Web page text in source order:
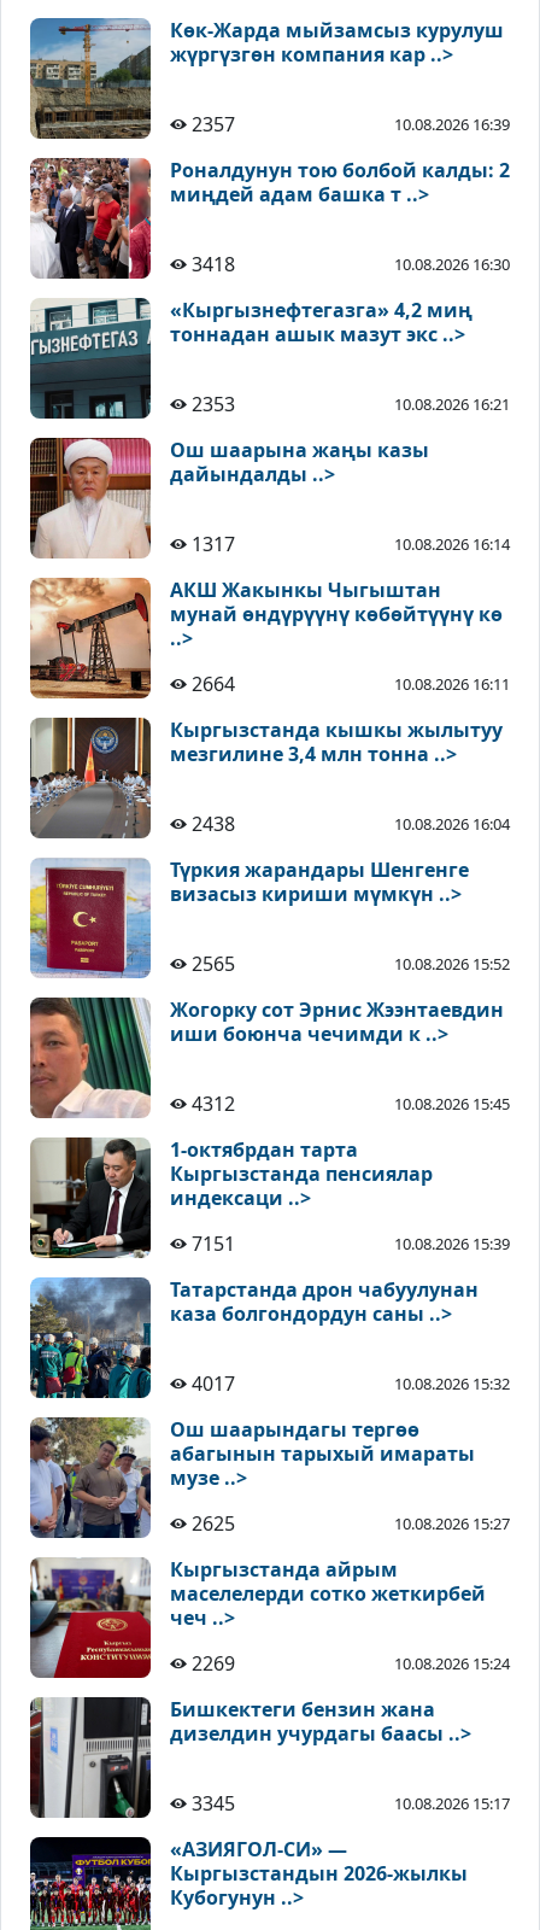
Көк-Жарда мыйзамсыз курулуш
жүргүзгөн компания кар ..>
2357 10.08.2026 16:39
Роналдунун тою болбой калды: 2
миңдей адам башка т ..>
3418 10.08.2026 16:30
«Кыргызнефтегазга» 4,2 миң
тоннадан ашык мазут экс ..>
2353 10.08.2026 16:21
Ош шаарына жаңы казы
дайындалды ..>
1317 10.08.2026 16:14
АКШ Жакынкы Чыгыштан
мунай өндүрүүнү көбөйтүүнү кө
..>
2664
10.08.2026 16:11
Кыргызстанда кышкы жылытуу
мезгилине 3,4 млн тонна ..>
2438 10.08.2026 16:04
Түркия жарандары Шенгенге
визасыз кириши мүмкүн ..>
2565 10.08.2026 15:52
Жогорку сот Эрнис Жээнтаевдин
иши боюнча чечимди к ..>
4312 10.08.2026 15:45
1-октябрдан тарта
Кыргызстанда пенсиялар
индексаци ..>
7151
10.08.2026 15:39
Татарстанда дрон чабуулунан
каза болгондордун саны ..>
4017 10.08.2026 15:32
Ош шаарындагы тергөө
абагынын тарыхый имараты
музе ..>
2625
10.08.2026 15:27
Кыргызстанда айрым
маселелерди сотко жеткирбей
чеч ..>
2269
10.08.2026 15:24
Бишкектеги бензин жана
дизелдин учурдагы баасы ..>
3345 10.08.2026 15:17
«АЗИЯГОЛ-СИ» —
Кыргызстандын 2026-жылкы
Кубогунун ..>